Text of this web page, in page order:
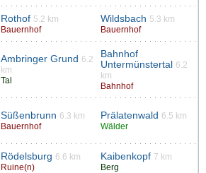
Rothof 5.2 km
Bauernhof
Wildsbach 5.3 km
Bauernhof
Ambringer Grund
6.2
km
Tal
Bahnhof
Untermünstertal
6.2
km
Bahnhof
Süßenbrunn 6.3 km
Bauernhof
Prälatenwald
6.5 km
Wälder
Rödelsburg 6.6 km
Ruine(n)
Kaibenkopf 7 km
Berg